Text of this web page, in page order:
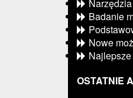
Badanie
Nowe
OSTATNIE